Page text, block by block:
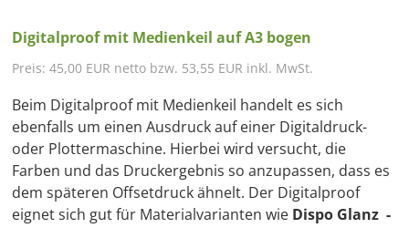
Digitalproof mit Medienkeil auf A3 bogen
Preis: 45,00 EUR netto bzw. 53,55 EUR inkl. MwSt.
Beim Digitalproof mit Medienkeil handelt es sich
ebenfalls um einen Ausdruck auf einer Digitaldruck-
oder Plottermaschine. Hierbei wird versucht, die
Farben und das Druckergebnis so anzupassen, dass es
dem späteren Offsetdruck ähnelt. Der Digitalproof
eignet sich gut für Materialvarianten wie Dispo Glanz -